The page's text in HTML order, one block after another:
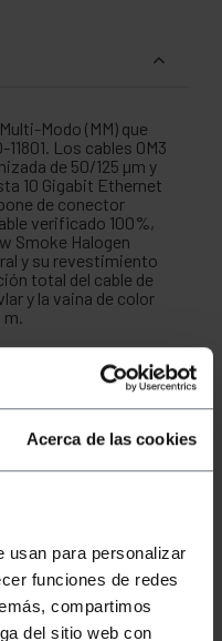
Acerca de las cookies
usan para personalizar
funciones de redes
compartimos
del sitio web con
Modo (MM) que
Los cables OM3
de 50/125 µm y
10 Gigabit Ethernet
de conector
verificado 100%,
Smoke Halogen
y su revestimiento
total del cable de
y la vaina de color
m.